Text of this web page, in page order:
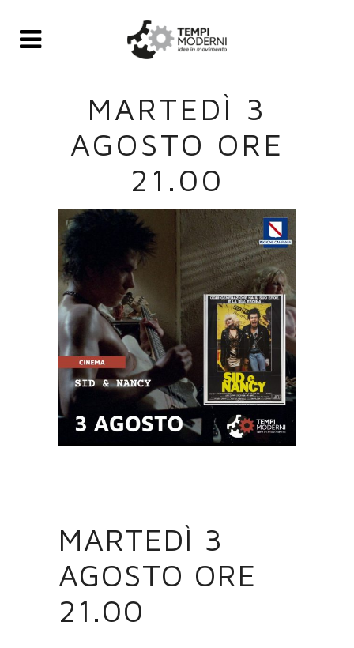
MARTEDÌ 3
AGOSTO ORE
21.00
MARTEDÌ 3
AGOSTO ORE
21.00